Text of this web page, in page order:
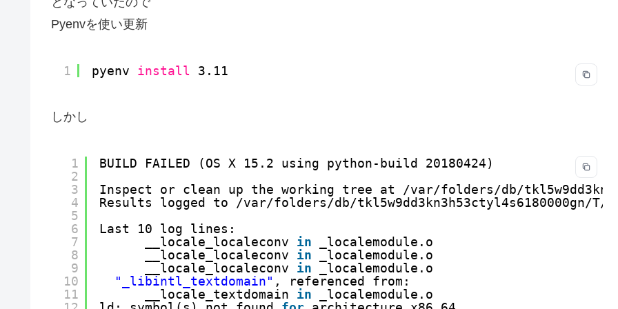
Pyenvを使い更新
1 pyenv install 3.11
しかし
1
2
3
4
5
6
7
8
9
10
11
BUILD FAILED (OS X 15.2 using python-build 20180424)
Inspect or clean up the working tree at /var/folders/db/
Results logged to /var/folders/db/tkl5w9dd3kn3h53ctyl4s6180000gn/T/
Last 10 log lines:
__locale_localeconv in
_localemodule.o
__locale_localeconv in
_localemodule.o
__locale_localeconv in
_localemodule.o
"_libintl_textdomain" , referenced from:
__locale_textdomain in
_localemodule.o